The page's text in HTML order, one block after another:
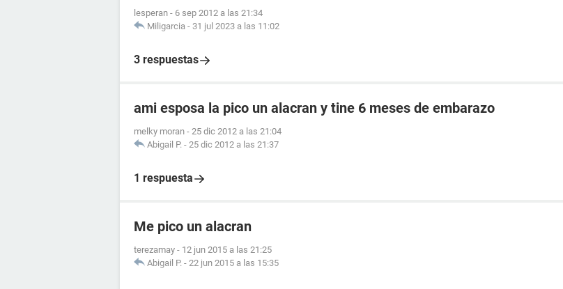
lesperan - 6 sep 2012 a las 21:34
Miligarcia - 31 jul 2023 a las 11:02
3 respuestas
ami esposa la pico un alacran y tine 6 meses de embarazo
melky moran - 25 dic 2012 a las 21:04
Abigail P. - 25 dic 2012 a las 21:37
1 respuesta
Me pico un alacran
terezamay - 12 jun 2015 a las 21:25
Abigail P. - 22 jun 2015 a las 15:35